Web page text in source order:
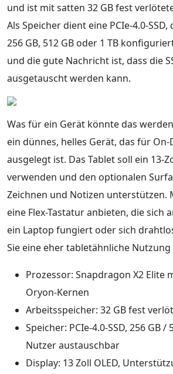
und ist mit satten 32 GB fest
Als Speicher dient eine PCIe-4.0-
256 GB, 512 GB oder 1 TB
und die gute Nachricht ist, dass die
ausgetauscht werden kann.
Was für ein Gerät könnte das
ein dünnes, helles Gerät, das für On-
ausgelegt ist. Das Tablet soll ein 13-
verwenden und den optionalen
Zeichnen und Notizen unterstützen.
eine Flex-Tastatur anbieten, die sich
ein Laptop fungiert oder sich
Sie eine eher tabletähnliche
Prozessor: Snapdragon X2 Elite
Oryon-Kernen
Arbeitsspeicher: 32 GB fest
Speicher: PCIe-4.0-SSD, 256 GB /
Nutzer austauschbar
Display: 13 Zoll OLED,